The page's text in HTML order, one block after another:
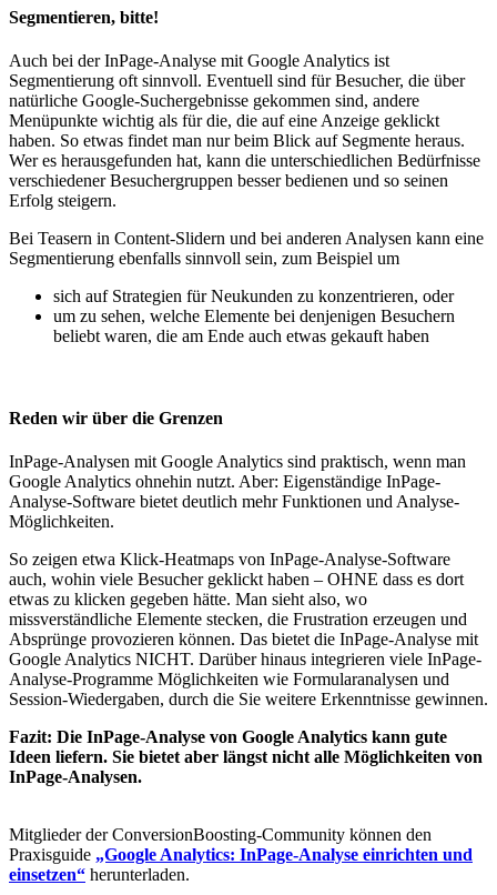
Segmentieren, bitte!
Auch bei der InPage-Analyse mit Google Analytics ist
Segmentierung oft sinnvoll. Eventuell sind für Besucher, die über
natürliche Google-Suchergebnisse gekommen sind, andere
Menüpunkte wichtig als für die, die auf eine Anzeige geklickt
haben. So etwas findet man nur beim Blick auf Segmente heraus.
Wer es herausgefunden hat, kann die unterschiedlichen Bedürfnisse
verschiedener Besuchergruppen besser bedienen und so seinen
Erfolg steigern.
Bei Teasern in Content-Slidern und bei anderen Analysen kann eine
Segmentierung ebenfalls sinnvoll sein, zum Beispiel um
sich auf Strategien für Neukunden zu konzentrieren, oder
um zu sehen, welche Elemente bei denjenigen Besuchern
beliebt waren, die am Ende auch etwas gekauft haben
Reden wir über die Grenzen
InPage-Analysen mit Google Analytics sind praktisch, wenn man
Google Analytics ohnehin nutzt. Aber: Eigenständige InPage-
Analyse-Software bietet deutlich mehr Funktionen und Analyse-
Möglichkeiten.
So zeigen etwa Klick-Heatmaps von InPage-Analyse-Software
auch, wohin viele Besucher geklickt haben – OHNE dass es dort
etwas zu klicken gegeben hätte. Man sieht also, wo
missverständliche Elemente stecken, die Frustration erzeugen und
Absprünge provozieren können. Das bietet die InPage-Analyse mit
Google Analytics NICHT. Darüber hinaus integrieren viele InPage-
Analyse-Programme Möglichkeiten wie Formularanalysen und
Session-Wiedergaben, durch die Sie weitere Erkenntnisse gewinnen.
Fazit: Die InPage-Analyse von Google Analytics kann gute
Ideen liefern. Sie bietet aber längst nicht alle Möglichkeiten von
InPage-Analysen.
Mitglieder der ConversionBoosting-Community können den
Praxisguide „Google Analytics: InPage-Analyse einrichten und
einsetzen“ herunterladen.